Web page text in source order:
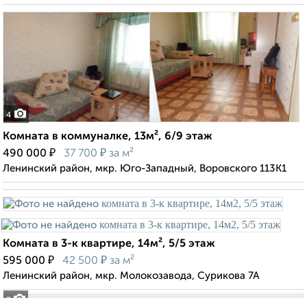
4
Комната в коммуналке, 13м², 6/9 этаж
490 000 ₽ 37 700 ₽ за м²
Ленинский район, мкр. Юго-Западный, Воровского 113К1
Комната в 3-к квартире, 14м², 5/5 этаж
595 000 ₽ 42 500 ₽ за м²
Ленинский район, мкр. Молокозавода, Сурикова 7А